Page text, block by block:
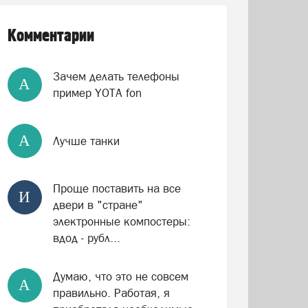
Комментарии
А
Зачем делать телефоны
пример YOTA fon
А Лучше танки
И
Проще поставить на все
двери в "стране"
электронные компостеры:
вдод - рубл...
А
Думаю, что это не совсем
правильно. Работая, я